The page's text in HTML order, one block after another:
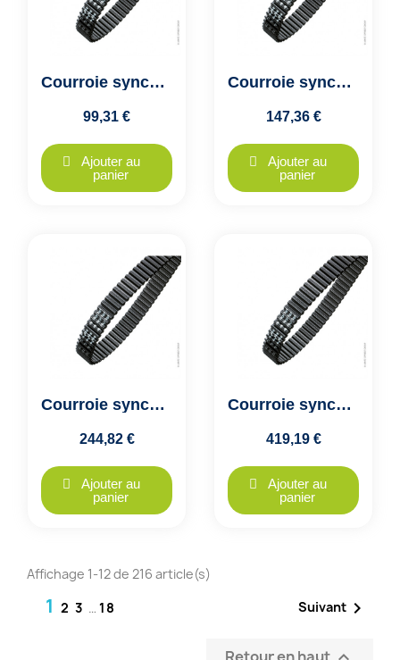
Courroie synchrone dentée double denture HTD D8M-1128-20 Optibelt
99,31 €
Ajouter au
panier
Courroie synchrone dentée double denture HTD D8M-1128-30 Optibelt
147,36 €
Ajouter au
panier
Courroie synchrone dentée double denture HTD D8M-1128-50 Optibelt
244,82 €
Ajouter au
panier
Courroie synchrone dentée double denture HTD D8M-1128-85 Optibelt
419,19 €
Ajouter au
panier
Affichage 1-12 de 216 article(s)
1 2 3 … 18 Suivant 
Retour en haut